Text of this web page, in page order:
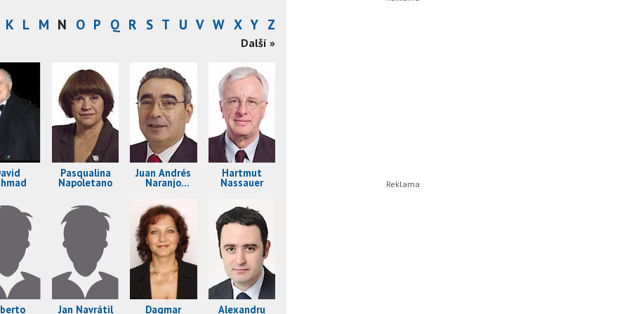
K L M N O P Q R S T U V W X Y Z
Další »
Pasqualina
Napoletano
Juan Andrés
Naranjo
Escobar
Hartmut
Nassauer
Jan Navrátil Dagmar Alexandru